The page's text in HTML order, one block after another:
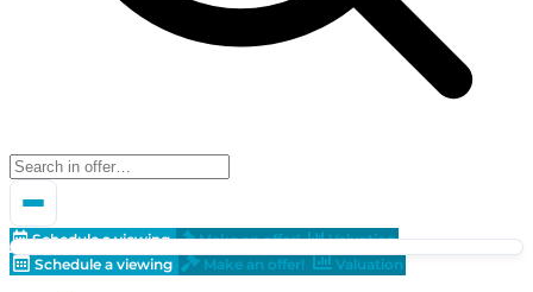
Schedule a viewing Make an offer!
Valuation
Schedule a viewing
Make an offer! Valuation